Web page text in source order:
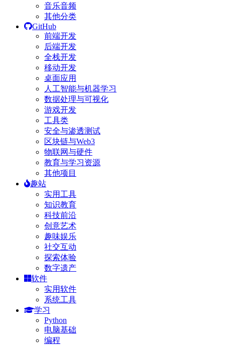
音乐音频
其他分类
GitHub
前端开发
后端开发
全栈开发
移动开发
桌面应用
人工智能与机器学习
数据处理与可视化
游戏开发
工具类
安全与渗透测试
区块链与Web3
物联网与硬件
教育与学习资源
其他项目
趣站
实用工具
知识教育
科技前沿
创意艺术
趣味娱乐
社交互动
探索体验
数字遗产
软件
实用软件
系统工具
学习
Python
电脑基础
编程